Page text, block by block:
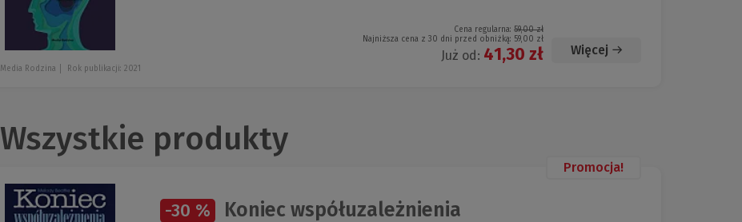
Cena regularna: 59,00 zł
Najniższa cena z 30 dni przed obniżką: 59,00 zł
Już od: 41,30 zł Więcej
Media Rodzina Rok publikacji: 2021
Wszystkie produkty
Promocja!
-30 % Koniec współuzależnienia